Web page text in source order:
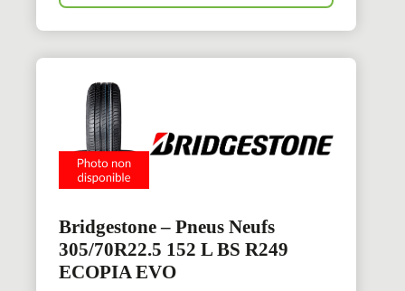
Bridgestone – Pneus Neufs
305/70R22.5 152 L BS R249
ECOPIA EVO